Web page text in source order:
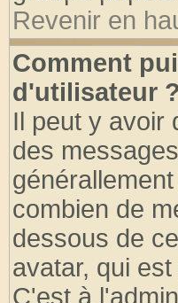
Revenir en
Comment
d'utilisateur ?
Il peut y avoir
des
combien de
dessous de
avatar, qui
C'est à